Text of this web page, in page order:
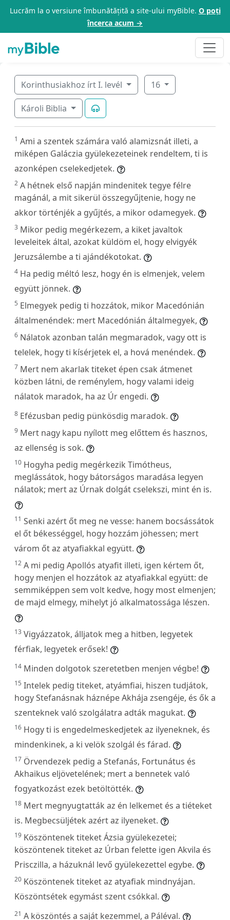
Lucrăm la o versiune îmbunătățită a site-ului myBible. O poți
încerca acum →
Korinthusiakhoz írt I. levél 16
Károli Biblia
1 Ami a szentek számára való alamizsnát illeti, a
miképen Galáczia gyülekezeteinek rendeltem, ti is
azonképen cselekedjetek.
2 A hétnek első napján mindenitek tegye félre
magánál, a mit sikerül összegyűjtenie, hogy ne
akkor történjék a gyűjtés, a mikor odamegyek.
3 Mikor pedig megérkezem, a kiket javaltok
leveleitek által, azokat küldöm el, hogy elvigyék
Jeruzsálembe a ti ajándékotokat.
4 Ha pedig méltó lesz, hogy én is elmenjek, velem
együtt jönnek.
5 Elmegyek pedig ti hozzátok, mikor Macedónián
általmenéndek: mert Macedónián általmegyek,
6 Nálatok azonban talán megmaradok, vagy ott is
telelek, hogy ti kísérjetek el, a hová menéndek.
7 Mert nem akarlak titeket épen csak átmenet
közben látni, de reménylem, hogy valami ideig
nálatok maradok, ha az Úr engedi.
8 Efézusban pedig pünkösdig maradok.
9 Mert nagy kapu nyílott meg előttem és hasznos,
az ellenség is sok.
10 Hogyha pedig megérkezik Timótheus,
meglássátok, hogy bátorságos maradása legyen
nálatok; mert az Úrnak dolgát cselekszi, mint én is.
11 Senki azért őt meg ne vesse: hanem bocsássátok
el őt békességgel, hogy hozzám jöhessen; mert
várom őt az atyafiakkal együtt.
12 A mi pedig Apollós atyafit illeti, igen kértem őt,
hogy menjen el hozzátok az atyafiakkal együtt: de
semmiképpen sem volt kedve, hogy most elmenjen;
de majd elmegy, mihelyt jó alkalmatossága lészen.
13 Vigyázzatok, álljatok meg a hitben, legyetek
férfiak, legyetek erősek!
14 Minden dolgotok szeretetben menjen végbe!
15 Intelek pedig titeket, atyámfiai, hiszen tudjátok,
hogy Stefanásnak háznépe Akhája zsengéje, és ők a
szenteknek való szolgálatra adták magukat.
16 Hogy ti is engedelmeskedjetek az ilyeneknek, és
mindenkinek, a ki velök szolgál és fárad.
17 Örvendezek pedig a Stefanás, Fortunátus és
Akhaikus eljövetelének; mert a bennetek való
fogyatkozást ezek betöltötték.
18 Mert megnyugtatták az én lelkemet és a tiéteket
is. Megbecsüljétek azért az ilyeneket.
19 Köszöntenek titeket Ázsia gyülekezetei;
köszöntenek titeket az Úrban felette igen Akvila és
Prisczilla, a házuknál levő gyülekezettel egybe.
20 Köszöntenek titeket az atyafiak mindnyájan.
Köszöntsétek egymást szent csókkal.
21 A köszöntés a saját kezemmel, a Páléval.